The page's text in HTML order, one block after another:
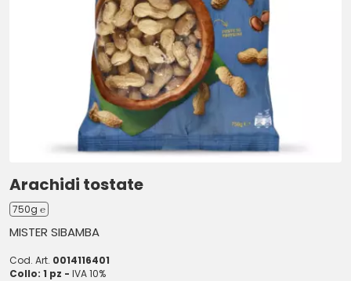
Arachidi tostate
750g ℮
MISTER SIBAMBA
Cod. Art. 0014116401
Collo: 1 pz - IVA 10%